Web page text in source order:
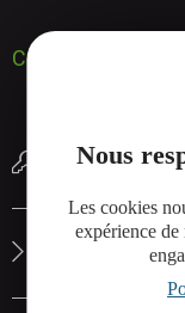
Nous
Les cookies
expérience
Contactez-nous
Réserver une
Le site de